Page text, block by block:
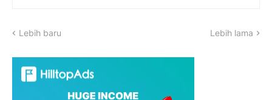
Lebih baru Lebih lama